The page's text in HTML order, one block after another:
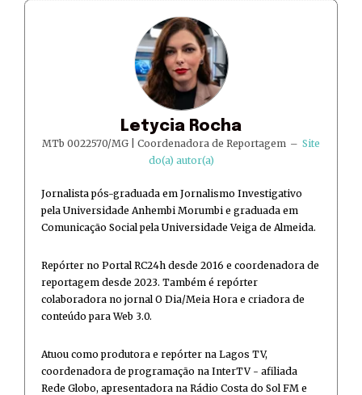
Letycia Rocha
MTb 0022570/MG | Coordenadora de Reportagem – Site
do(a) autor(a)
Jornalista pós-graduada em Jornalismo Investigativo
pela Universidade Anhembi Morumbi e graduada em
Comunicação Social pela Universidade Veiga de Almeida.
Repórter no Portal RC24h desde 2016 e coordenadora de
reportagem desde 2023. Também é repórter
colaboradora no jornal O Dia/Meia Hora e criadora de
conteúdo para Web 3.0.
Atuou como produtora e repórter na Lagos TV,
coordenadora de programação na InterTV - afiliada
Rede Globo, apresentadora na Rádio Costa do Sol FM e